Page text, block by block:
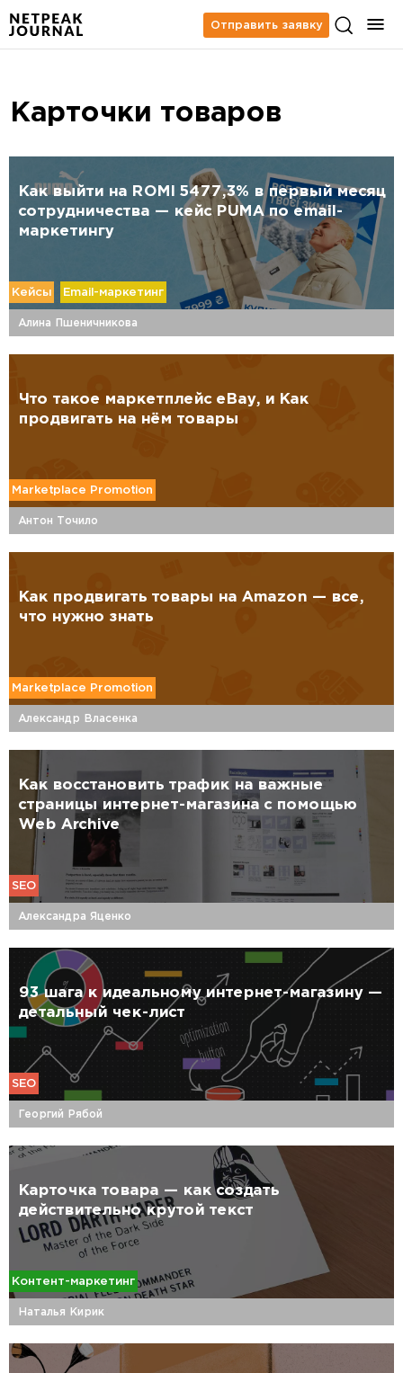
Отправить заявку
Карточки товаров
Как выйти на ROMI 5477,3% в первый месяц
сотрудничества — кейс PUMA по email-
маркетингу
Кейсы Email-маркетинг
Алина Пшеничникова
Что такое маркетплейс eBay, и Как
продвигать на нём товары
Marketplace Promotion
Антон Точило
Как продвигать товары на Amazon — все,
что нужно знать
Marketplace Promotion
Александр Власенка
Как восстановить трафик на важные
страницы интернет-магазина с помощью
Web Archive
SEO
Александра Яценко
93 шага к идеальному интернет-магазину —
детальный чек-лист
SEO
Георгий Рябой
Карточка товара — как создать
действительно крутой текст
Контент-маркетинг
Наталья Кирик